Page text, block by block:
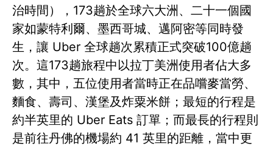
治時間），173趟於全球六大洲、二十一個國
家如蒙特利爾、墨西哥城、邁阿密等同時發
生，讓 Uber 全球趟次累積正式突破100億趟
次。這173趟旅程中以拉丁美洲使用者佔大多
數，其中，五位使用者當時正在品嚐麥當勞、
麵食、壽司、漢堡及炸粟米餅；最短的行程是
約半英里的 Uber Eats 訂單；而最長的行程則
是前往丹佛的機場約 41 英里的距離，當中更